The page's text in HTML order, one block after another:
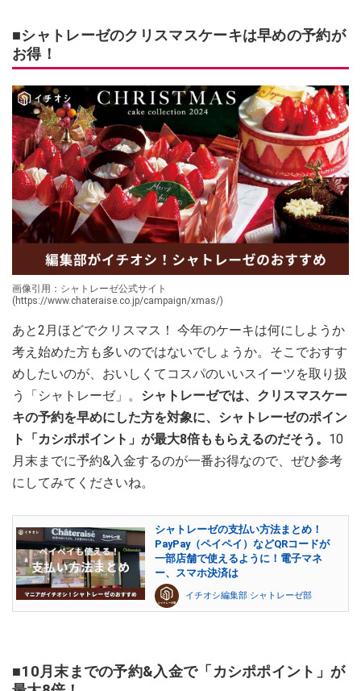
■シャトレーゼのクリスマスケーキは早めの予約が
お得！
画像引用：シャトレーゼ公式サイト
(https://www.chateraise.co.jp/campaign/xmas/)
あと2月ほどでクリスマス！ 今年のケーキは何にしようか
考え始めた方も多いのではないでしょうか。そこでおすす
めしたいのが、おいしくてコスパのいいスイーツを取り扱
う「シャトレーゼ」。 シャトレーゼでは、クリスマスケー
キの予約を早めにした方を対象に、シャトレーゼのポイン
ト「カシポポイント」が最大8倍ももらえるのだそう。 10
月末までに予約&入金するのが一番お得なので、ぜひ参考
にしてみてくださいね。
シャトレーゼの支払い方法まとめ！
PayPay（ペイペイ）などQRコードが
一部店舗で使えるように！電子マネ
ー、スマホ決済は
イチオシ編集部 シャトレーゼ部
■10月末までの予約&入金で「カシポポイント」が